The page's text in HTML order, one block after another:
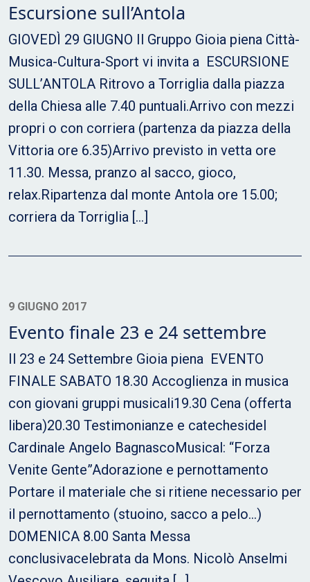
Escursione sull’Antola
GIOVEDÌ 29 GIUGNO Il Gruppo Gioia piena Città-
Musica-Cultura-Sport vi invita a ESCURSIONE
SULL’ANTOLA Ritrovo a Torriglia dalla piazza
della Chiesa alle 7.40 puntuali.Arrivo con mezzi
propri o con corriera (partenza da piazza della
Vittoria ore 6.35)Arrivo previsto in vetta ore
11.30. Messa, pranzo al sacco, gioco,
relax.Ripartenza dal monte Antola ore 15.00;
corriera da Torriglia […]
9 GIUGNO 2017
Evento finale 23 e 24 settembre
Il 23 e 24 Settembre Gioia piena EVENTO
FINALE SABATO 18.30 Accoglienza in musica
con giovani gruppi musicali19.30 Cena (offerta
libera)20.30 Testimonianze e catechesidel
Cardinale Angelo BagnascoMusical: “Forza
Venite Gente”Adorazione e pernottamento
Portare il materiale che si ritiene necessario per
il pernottamento (stuoino, sacco a pelo…)
DOMENICA 8.00 Santa Messa
conclusivacelebrata da Mons. Nicolò Anselmi